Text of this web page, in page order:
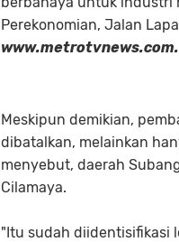
Perekonomian, Jalan
www.metrotvnews.com.
Meskipun demikian,
dibatalkan, melainkan
menyebut, daerah
Cilamaya.
"Itu sudah diidentisifikasi